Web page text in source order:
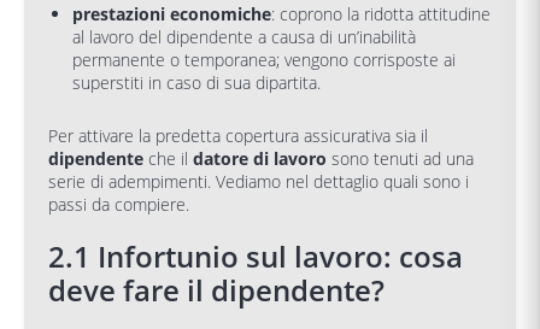
prestazioni economiche: coprono la ridotta attitudine
al lavoro del dipendente a causa di un’inabilità
permanente o temporanea; vengono corrisposte ai
superstiti in caso di sua dipartita.
Per attivare la predetta copertura assicurativa sia il
dipendente che il datore di lavoro sono tenuti ad una
serie di adempimenti. Vediamo nel dettaglio quali sono i
passi da compiere.
2.1 Infortunio sul lavoro: cosa
deve fare il dipendente?